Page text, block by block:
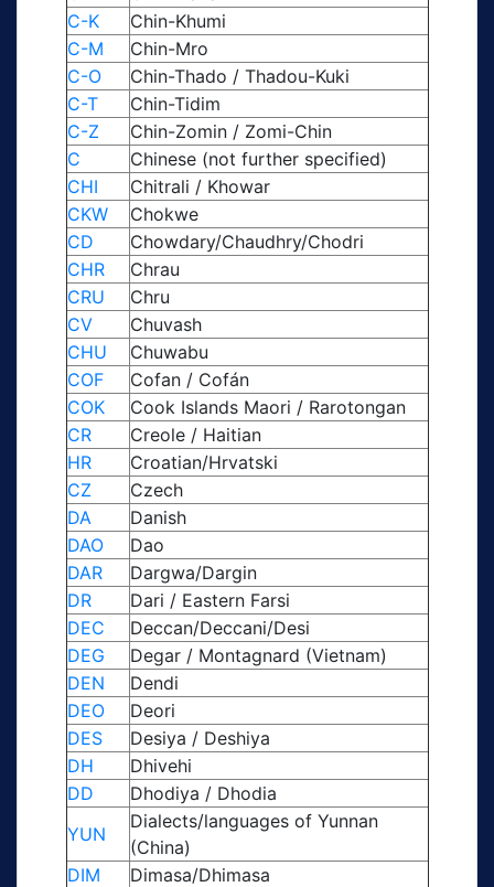
C-K
Chin-Khumi
C-M
Chin-Mro
C-O
Chin-Thado / Thadou-Kuki
C-T
Chin-Tidim
C-Z
Chin-Zomin / Zomi-Chin
C
Chinese (not further specified)
CHI
Chitrali / Khowar
CKW
Chokwe
CD
Chowdary/Chaudhry/Chodri
CHR
Chrau
CRU
Chru
CV
Chuvash
CHU
Chuwabu
COF
Cofan / Cofán
COK
Cook Islands Maori / Rarotongan
CR
Creole / Haitian
HR
Croatian/Hrvatski
CZ
Czech
DA
Danish
DAO
Dao
DAR
Dargwa/Dargin
DR
Dari / Eastern Farsi
DEC
Deccan/Deccani/Desi
DEG
Degar / Montagnard (Vietnam)
DEN
Dendi
DEO
Deori
DES
Desiya / Deshiya
DH
Dhivehi
DD
Dhodiya / Dhodia
YUN
Dialects/languages of Yunnan
(China)
DIM
Dimasa/Dhimasa